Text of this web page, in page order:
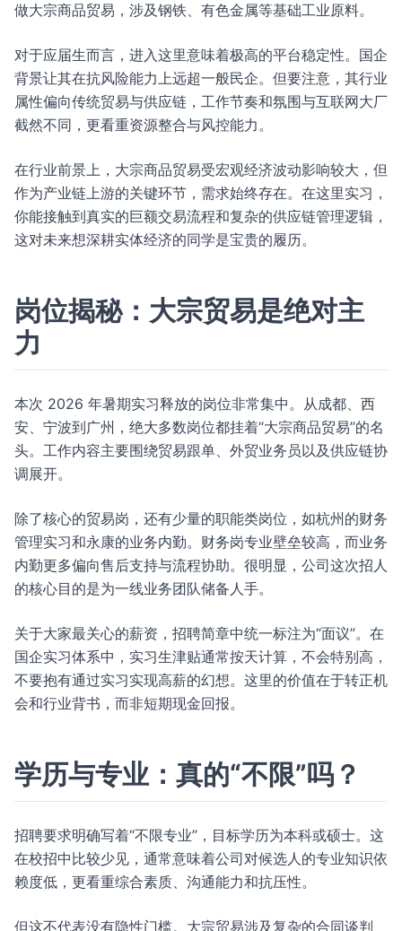
做大宗商品贸易，涉及钢铁、有色金属等基础工业原料。
对于应届生而言，进入这里意味着极高的平台稳定性。国企
背景让其在抗风险能力上远超一般民企。但要注意，其行业
属性偏向传统贸易与供应链，工作节奏和氛围与互联网大厂
截然不同，更看重资源整合与风控能力。
在行业前景上，大宗商品贸易受宏观经济波动影响较大，但
作为产业链上游的关键环节，需求始终存在。在这里实习，
你能接触到真实的巨额交易流程和复杂的供应链管理逻辑，
这对未来想深耕实体经济的同学是宝贵的履历。
岗位揭秘：大宗贸易是绝对主
力
本次 2026 年暑期实习释放的岗位非常集中。从成都、西
安、宁波到广州，绝大多数岗位都挂着“大宗商品贸易”的名
头。工作内容主要围绕贸易跟单、外贸业务员以及供应链协
调展开。
除了核心的贸易岗，还有少量的职能类岗位，如杭州的财务
管理实习和永康的业务内勤。财务岗专业壁垒较高，而业务
内勤更多偏向售后支持与流程协助。很明显，公司这次招人
的核心目的是为一线业务团队储备人手。
关于大家最关心的薪资，招聘简章中统一标注为“面议”。在
国企实习体系中，实习生津贴通常按天计算，不会特别高，
不要抱有通过实习实现高薪的幻想。这里的价值在于转正机
会和行业背书，而非短期现金回报。
学历与专业：真的“不限”吗？
招聘要求明确写着“不限专业”，目标学历为本科或硕士。这
在校招中比较少见，通常意味着公司对候选人的专业知识依
赖度低，更看重综合素质、沟通能力和抗压性。
但这不代表没有隐性门槛。大宗贸易涉及复杂的合同谈判、